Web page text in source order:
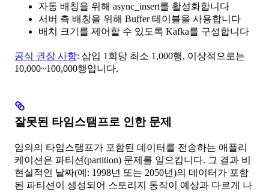
자동 배칭을 위해 async_insert를 활성화합니다
서버 측 배칭을 위해 Buffer 테이블을 사용합니다
배치 크기를 제어할 수 있도록 Kafka를 구성합니다
공식 권장 사항: 삽입 1회당 최소 1,000행, 이상적으로는
10,000~100,000행입니다.
잘못된 타임스탬프로 인한 문제
임의의 타임스탬프가 포함된 데이터를 전송하는 애플리
케이션은 파티션(partition) 문제를 일으킵니다. 그 결과 비
현실적인 날짜(예: 1998년 또는 2050년)의 데이터가 포함
된 파티션이 생성되어 스토리지 동작이 예상과 다르게 나